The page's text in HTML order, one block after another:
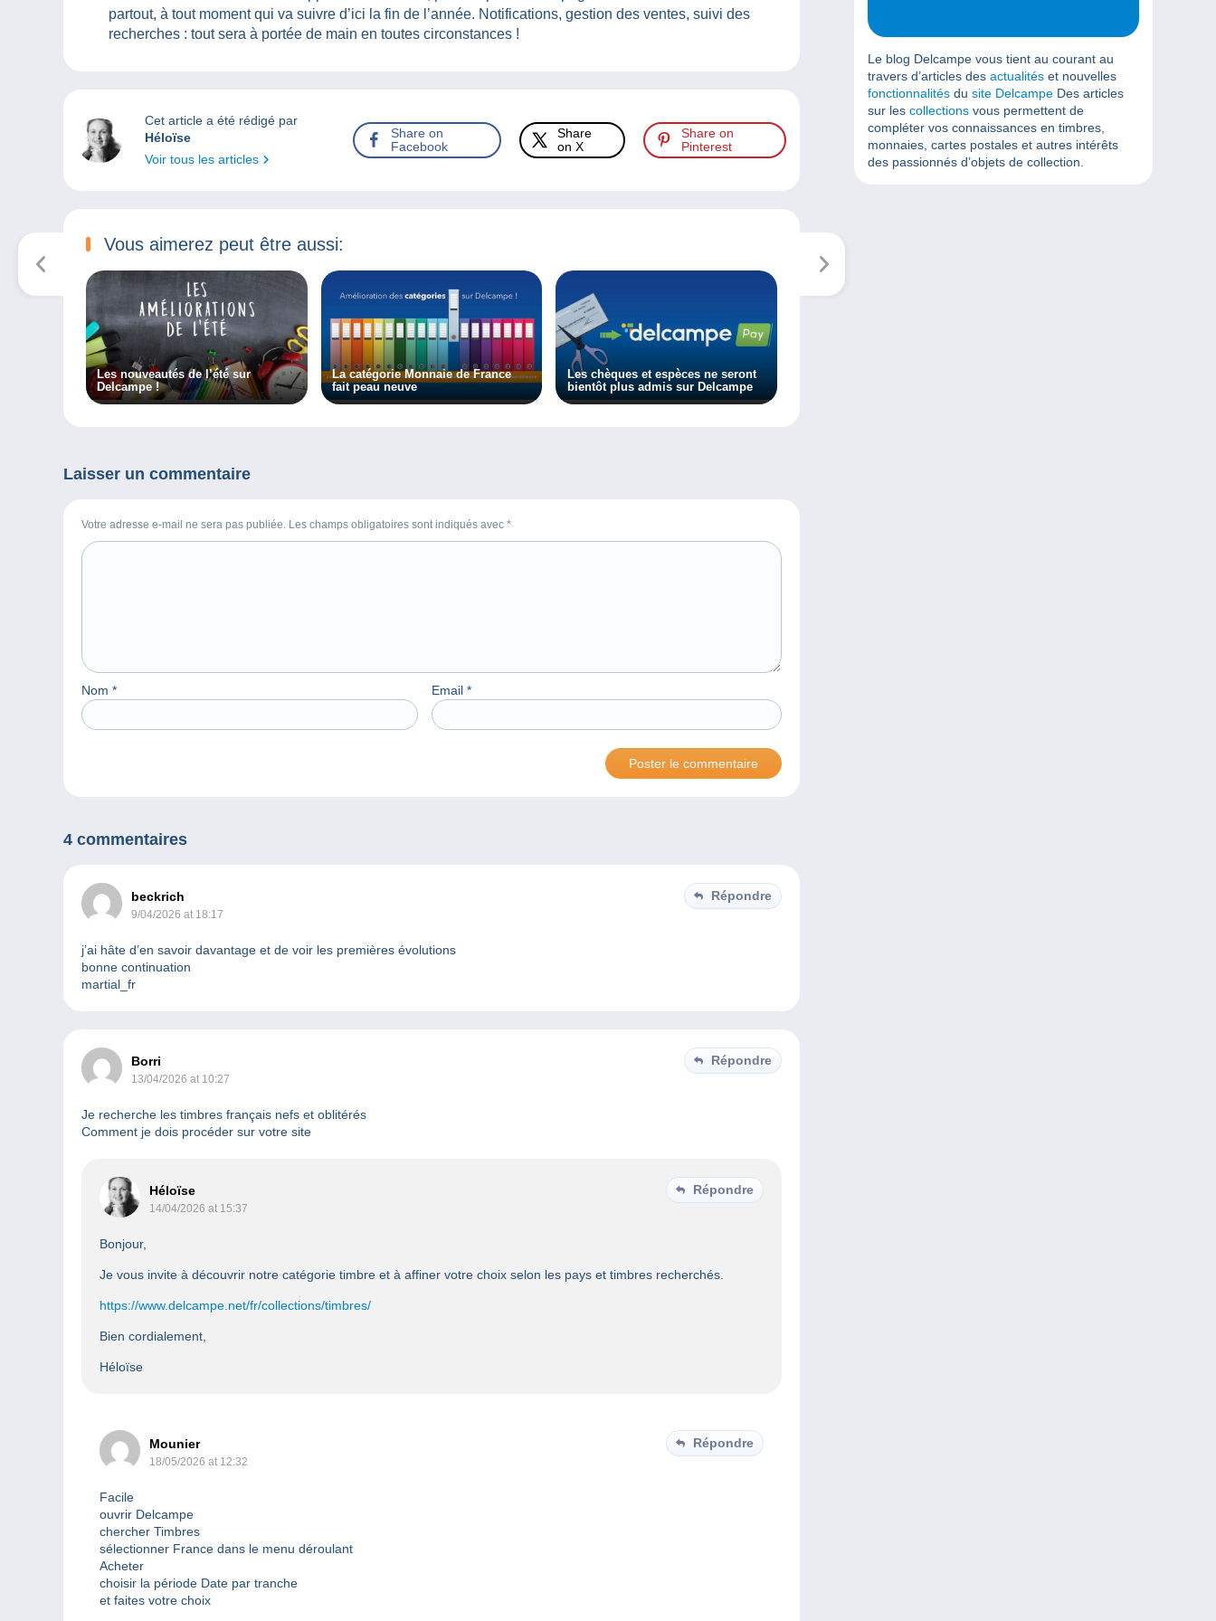
partout, à tout moment qui va suivre d’ici la fin de l’année. Notifications, gestion des ventes, suivi des
recherches : tout sera à portée de main en toutes circonstances !
Cet article a été rédigé par
Héloïse
Voir tous les articles
Share on
Facebook
Share
on X
Share on
Pinterest
Vous aimerez peut être aussi:
Les nouveautés de l’été sur
Delcampe !
La catégorie Monnaie de France
fait peau neuve
Les chèques et espèces ne seront
bientôt plus admis sur Delcampe
Laisser un commentaire
Votre adresse e-mail ne sera pas publiée. Les champs obligatoires sont indiqués avec *
Nom * Email *
4 commentaires
beckrich
9/04/2026 at 18:17
Répondre
j’ai hâte d’en savoir davantage et de voir les premières évolutions
bonne continuation
martial_fr
Borri
13/04/2026 at 10:27
Répondre
Je recherche les timbres français nefs et oblitérés
Comment je dois procéder sur votre site
Héloïse
14/04/2026 at 15:37
Répondre
Bonjour,
Je vous invite à découvrir notre catégorie timbre et à affiner votre choix selon les pays et timbres recherchés.
https://www.delcampe.net/fr/collections/timbres/
Bien cordialement,
Héloïse
Mounier
18/05/2026 at 12:32
Répondre
Facile
ouvrir Delcampe
chercher Timbres
sélectionner France dans le menu déroulant
Acheter
choisir la période Date par tranche
et faites votre choix
Le blog Delcampe vous tient au courant au
travers d’articles des actualités et nouvelles
fonctionnalités du site Delcampe Des articles
sur les collections vous permettent de
compléter vos connaissances en timbres,
monnaies, cartes postales et autres intérêts
des passionnés d’objets de collection.